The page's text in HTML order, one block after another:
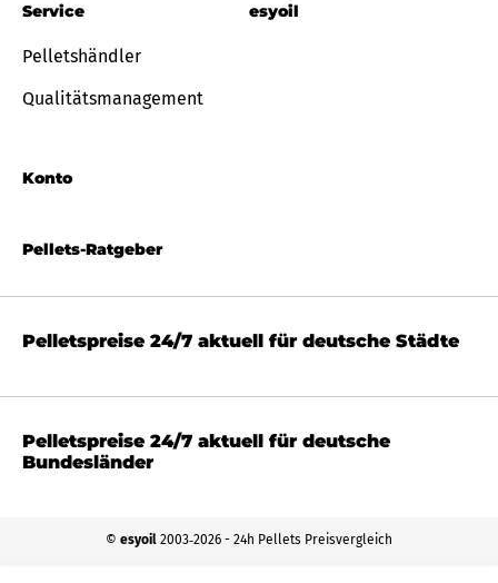
Pellets-Ratgeber
Service
Pelletshändler
Qualitätsmanagement
Konto
esyoil
Pelletspreise 24/7 aktuell für deutsche Städte
Pelletspreise 24/7 aktuell für deutsche
Bundesländer
© esyoil 2003‐2026 - 24h Pellets Preisvergleich